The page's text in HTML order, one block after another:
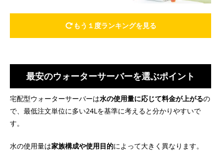
もう１度ランキングを見る
最安のウォーターサーバーを選ぶポイント
宅配型ウォーターサーバーは水の使用量に応じて料金が上がるの
で、最低注文単位に多い24Lを基準に考えると分かりやすいで
す。
水の使用量は家族構成や使用目的によって大きく異なります。